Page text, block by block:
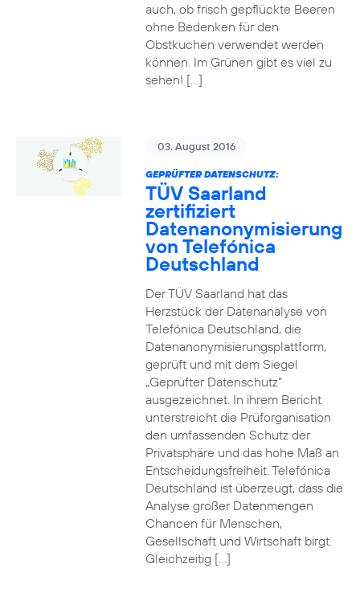
auch, ob frisch gepflückte Beeren
ohne Bedenken für den
Obstkuchen verwendet werden
können. Im Grünen gibt es viel zu
sehen! […]
03. August 2016
GEPRÜFTER DATENSCHUTZ:
TÜV Saarland
zertifiziert
Datenanonymisierung
von Telefónica
Deutschland
Der TÜV Saarland hat das
Herzstück der Datenanalyse von
Telefónica Deutschland, die
Datenanonymisierungsplattform,
geprüft und mit dem Siegel
„Geprüfter Datenschutz“
ausgezeichnet. In ihrem Bericht
unterstreicht die Prüforganisation
den umfassenden Schutz der
Privatsphäre und das hohe Maß an
Entscheidungsfreiheit. Telefónica
Deutschland ist überzeugt, dass die
Analyse großer Datenmengen
Chancen für Menschen,
Gesellschaft und Wirtschaft birgt.
Gleichzeitig […]